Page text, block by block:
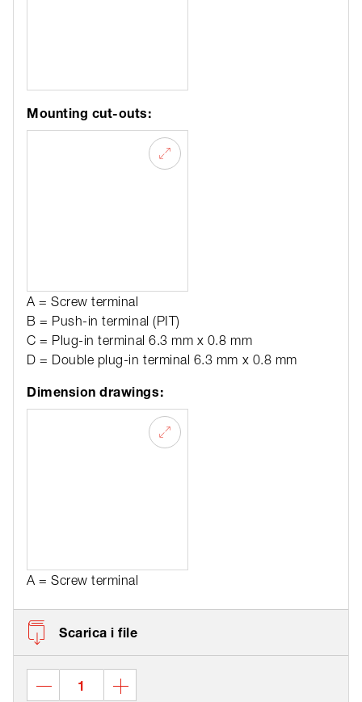
Mounting cut-outs:
A = Screw terminal
B = Push-in terminal (PIT)
C = Plug-in terminal 6.3 mm x 0.8 mm
D = Double plug-in terminal 6.3 mm x 0.8 mm
Dimension drawings:
A = Screw terminal
Scarica i file